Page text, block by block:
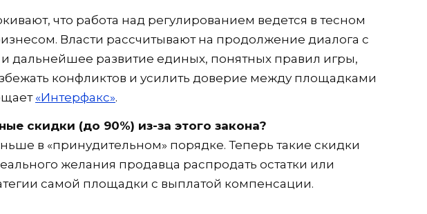
что работа над регулированием ведется в тесном
Власти рассчитывают на продолжение диалога с
дальнейшее развитие единых, понятных правил игры,
конфликтов и усилить доверие между площадками
«Интерфакс».
скидки (до 90%) из-за этого закона?
в «принудительном» порядке. Теперь такие скидки
желания продавца распродать остатки или
самой площадки с выплатой компенсации.